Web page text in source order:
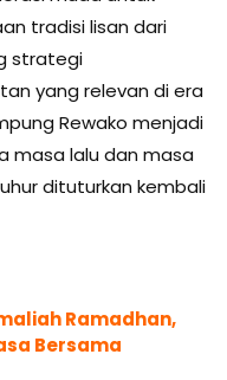
tradisi lisan dari
strategi
yang relevan di era
Rewako menjadi
masa lalu dan masa
dituturkan kembali
Ramadhan,
Bersama